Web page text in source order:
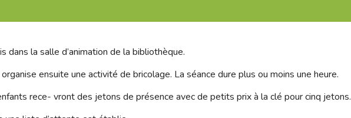
dans la salle d’animation de la bibliothèque.
ensuite une activité de bricolage. La séance dure plus ou moins une heure.
rece- vront des jetons de présence avec de petits prix à la clé pour cinq jetons.